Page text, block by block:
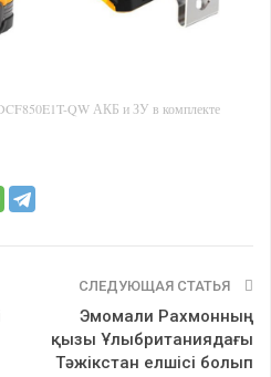
QW АКБ и ЗУ в комплекте
СЛЕДУЮЩАЯ СТАТЬЯ
Эмомали Рахмонның
қызы Ұлыбританиядағы
Тәжікстан елшісі болып